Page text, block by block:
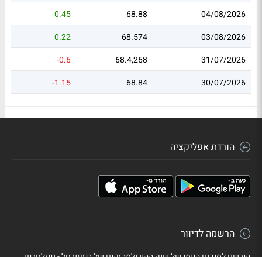
04/08/2026
68.88
0.45
03/08/2026
68.574
0.22
31/07/2026
68.4,268
-0.6
30/07/2026
68.84
-1.15
הורדת אפליקציה
הרשמה לדיוור